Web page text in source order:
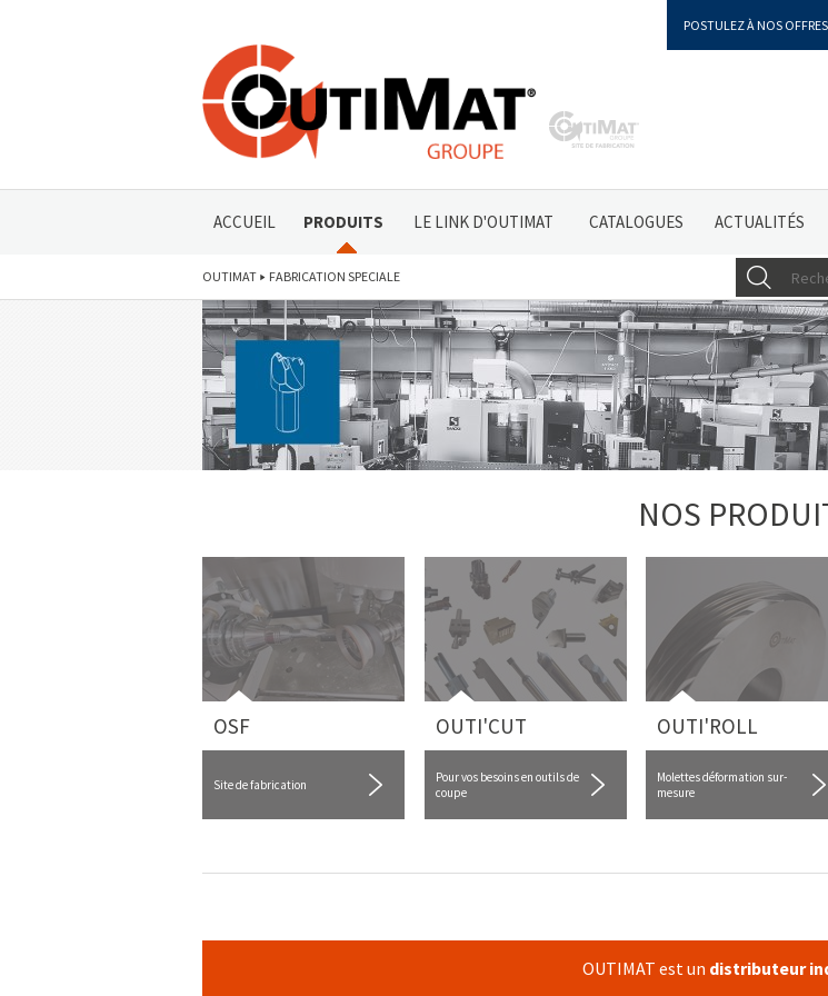
POSTULEZ À NOS
ACCUEIL PRODUITS LE LINK D'OUTIMAT CATALOGUES ACTUALITÉS
OUTIMAT FABRICATION SPECIALE
NOS
OSF
Site de fabrication
OUTI'CUT
Pour vos besoins en outils de
coupe
OUTI'ROLL
Molettes déformation sur-
mesure
OUTIMAT est un distributeur